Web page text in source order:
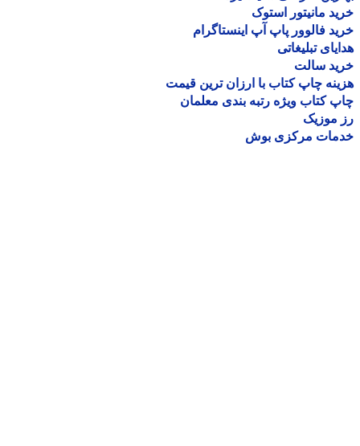
مانیتور استوک
فالوور پاپ آپ اینستاگرام
تبلیغاتی
سالت
چاپ کتاب با ارزان ترین قیمت
کتاب ویژه رتبه بندی معلمان
موزیک
مرکزی بوش